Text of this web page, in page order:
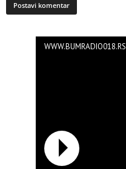
WWW.BUMRADIO018.RS